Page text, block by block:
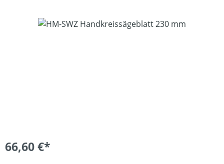
Bildergalerie überspringen
66,60 €*